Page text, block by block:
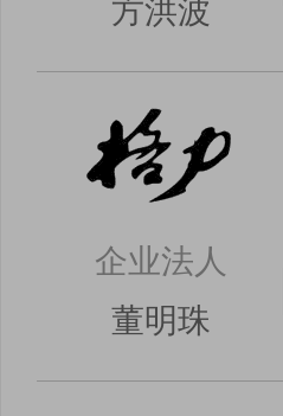
方洪波
企业法人
董明珠